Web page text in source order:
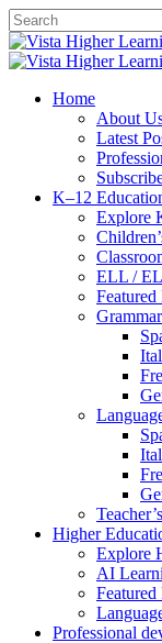
Skip
to
main
Close
Search
search
Menu
Home
About
Latest
K–12
Explore
ELL /
Featured
Higher
Explore
AI
Featured
Professional